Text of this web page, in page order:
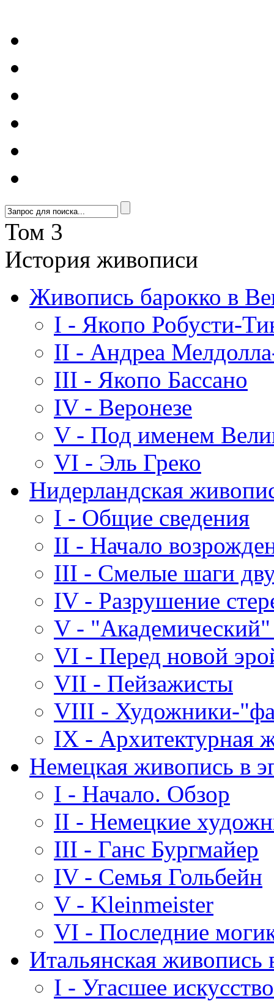
Том 3
История живописи
Живопись барокко в
I - Якопо Робусти-
II - Андреа
III - Якопо Бассано
IV - Веронезе
V - Под именем
VI - Эль Греко
Нидерландская
I - Общие сведения
II - Начало
III - Смелые шаги
IV - Разрушение
V - "Академический"
VI - Перед новой
VII - Пейзажисты
VIII - Художники-
IX - Архитектурная
Немецкая живопись в
I - Начало. Обзор
II - Немецкие
III - Ганс Бургмайер
IV - Семья Гольбейн
V - Kleinmeister
VI - Последние
Итальянская
I - Угасшее искусство